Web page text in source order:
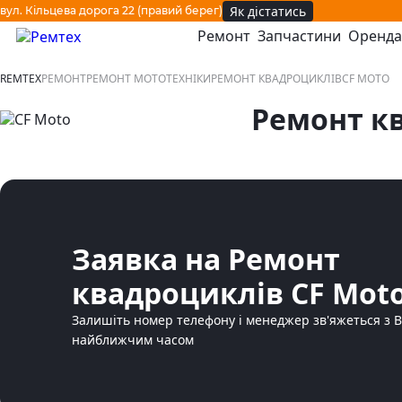
вул. Кільцева дорога 22 (правий берег) Як дістатись
відкрити або закрити навігаційне меню
Ремонт Запчастини Оренда
REMTEXРЕМОНТРЕМОНТ МОТОТЕХНІКИРЕМОНТ КВАДРОЦИКЛІВCF MOTO
Ремонт
Заявка на Ремонт
квадроциклів CF
Залишіть номер телефону і менеджер зв'яжеться з
найближчим часом